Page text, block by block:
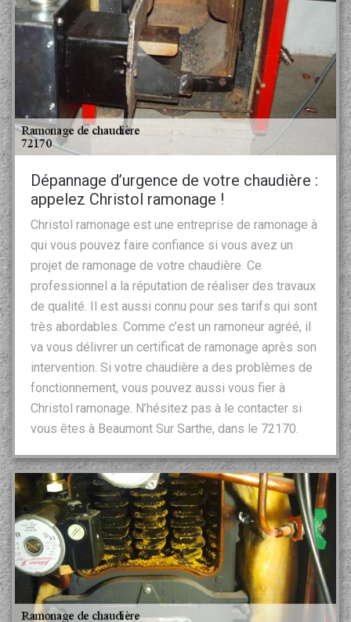
Dépannage d’urgence de votre chaudière :
appelez Christol ramonage !
Christol ramonage est une entreprise de ramonage à
qui vous pouvez faire confiance si vous avez un
projet de ramonage de votre chaudière. Ce
professionnel a la réputation de réaliser des travaux
de qualité. Il est aussi connu pour ses tarifs qui sont
très abordables. Comme c’est un ramoneur agréé, il
va vous délivrer un certificat de ramonage après son
intervention. Si votre chaudière a des problèmes de
fonctionnement, vous pouvez aussi vous fier à
Christol ramonage. N’hésitez pas à le contacter si
vous êtes à Beaumont Sur Sarthe, dans le 72170.